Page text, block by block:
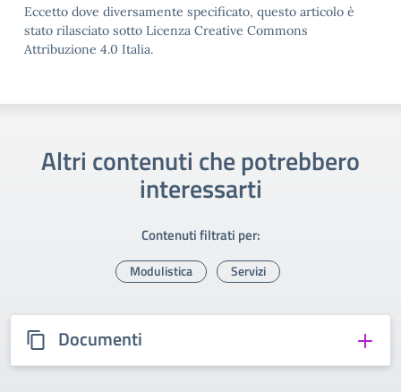
Eccetto dove diversamente specificato, questo articolo è
stato rilasciato sotto Licenza Creative Commons
Attribuzione 4.0 Italia.
Altri contenuti che potrebbero
interessarti
Contenuti filtrati per:
Modulistica Servizi
Documenti